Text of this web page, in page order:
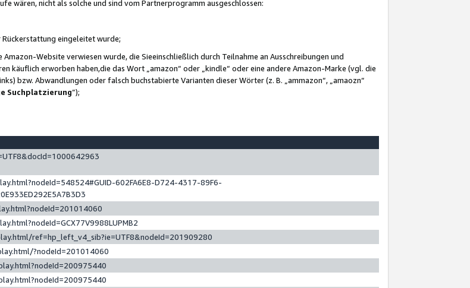
wären, nicht als solche und sind vom Partnerprogramm ausgeschlossen:
eingeleitet wurde;
Website verwiesen wurde, die Sieeinschließlich durch Teilnahme an Ausschreibungen und
käuflich erworben haben,die das Wort „amazon“ oder „kindle“ oder eine andere Amazon-Marke (vgl. die
bzw. Abwandlungen oder falsch buchstabierte Varianten dieser Wörter (z. B. „ammazon“, „amaozn“
Suchplatzierung”);
602FA6E8-D724-4317-89F6-
ref=hp_left_v4_sib?ie=UTF8&nodeId=201909280
?nodeId=201014060